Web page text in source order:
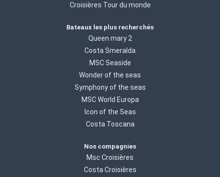
Croisières Tour du monde
Bateaux les plus recherchés
Queen mary 2
Costa Smeralda
MSC Seaside
Wonder of the seas
Symphony of the seas
MSC World Europa
Icon of the Seas
Costa Toscana
Nos compagnies
Msc Croisières
Costa Croisières